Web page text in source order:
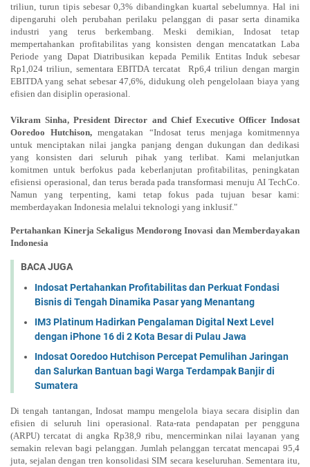
triliun, turun tipis sebesar 0,3% dibandingkan kuartal sebelumnya. Hal ini
dipengaruhi oleh perubahan perilaku pelanggan di pasar serta dinamika
industri yang terus berkembang. Meski demikian, Indosat tetap
mempertahankan profitabilitas yang konsisten dengan mencatatkan Laba
Periode yang Dapat Diatribusikan kepada Pemilik Entitas Induk sebesar
Rp1,024 triliun, sementara EBITDA tercatat
Rp6,4 triliun dengan margin
EBITDA yang sehat sebesar 47,6%, didukung oleh pengelolaan biaya yang
efisien dan disiplin operasional.
Vikram Sinha, President Director and Chief Executive Officer Indosat
Ooredoo Hutchison, mengatakan “Indosat terus menjaga komitmennya
untuk menciptakan nilai jangka panjang dengan dukungan dan dedikasi
yang konsisten dari seluruh pihak yang terlibat. Kami melanjutkan
komitmen untuk berfokus pada keberlanjutan profitabilitas, peningkatan
efisiensi operasional, dan terus berada pada transformasi menuju AI TechCo.
Namun yang terpenting, kami tetap fokus pada tujuan besar kami:
memberdayakan Indonesia melalui teknologi yang inklusif."
Pertahankan Kinerja Sekaligus Mendorong Inovasi dan Memberdayakan
Indonesia
BACA JUGA
Indosat Pertahankan Profitabilitas dan Perkuat Fondasi
Bisnis di Tengah Dinamika Pasar yang Menantang
IM3 Platinum Hadirkan Pengalaman Digital Next Level
dengan iPhone 16 di 2 Kota Besar di Pulau Jawa
Indosat Ooredoo Hutchison Percepat Pemulihan Jaringan
dan Salurkan Bantuan bagi Warga Terdampak Banjir di
Sumatera
Di tengah tantangan, Indosat mampu mengelola biaya secara disiplin dan
efisien di seluruh lini operasional. Rata-rata pendapatan per pengguna
(ARPU) tercatat di angka Rp38,9 ribu, mencerminkan nilai layanan yang
semakin relevan bagi pelanggan. Jumlah pelanggan tercatat mencapai 95,4
juta, sejalan dengan tren konsolidasi SIM secara keseluruhan. Sementara itu,